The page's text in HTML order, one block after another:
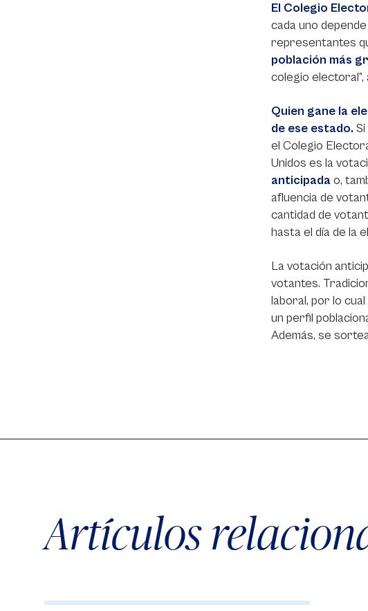
El Colegio
cada uno
representantes
población más
colegio
Quien gane la
de ese estado.
el Colegio
Unidos es la
anticipada o,
afluencia de
cantidad de
hasta el día de la
La votación
votantes.
laboral, por lo
un perfil
Además, se
Artículos